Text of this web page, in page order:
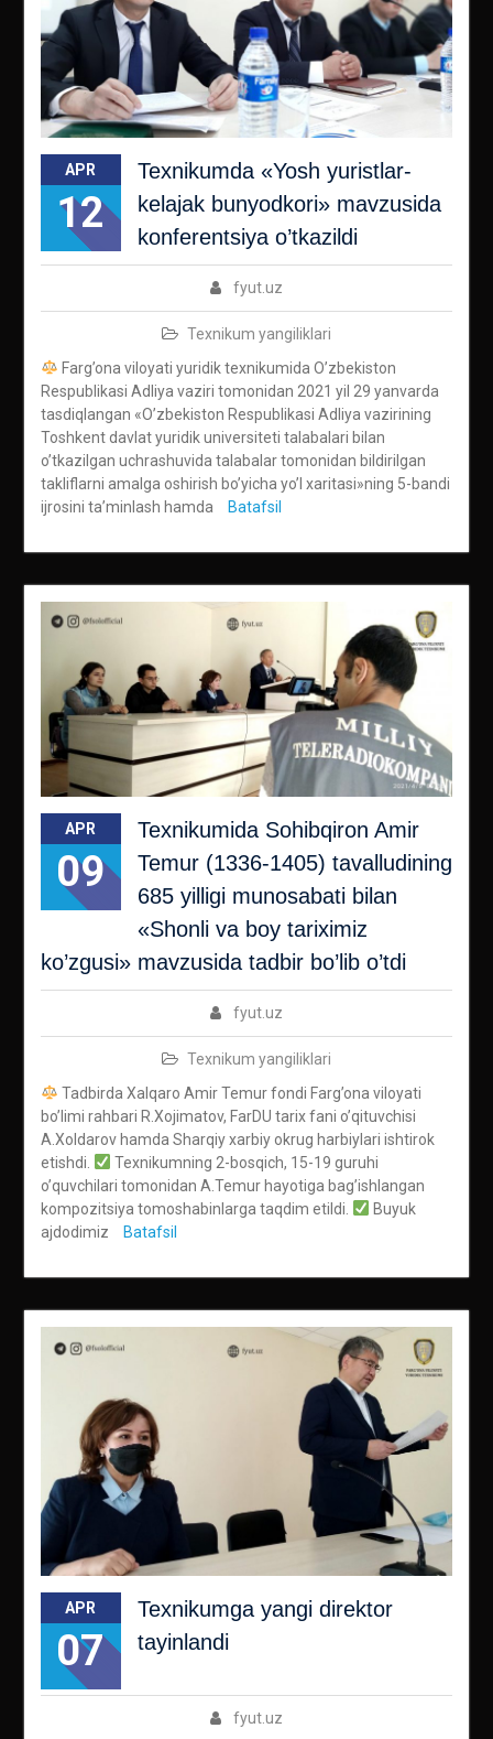
APR
12
Texnikumda «Yosh yuristlar-
kelajak bunyodkori» mavzusida
konferentsiya o’tkazildi
fyut.uz
Texnikum yangiliklari
Farg’ona viloyati yuridik texnikumida O’zbekiston
Respublikasi Adliya vaziri tomonidan 2021 yil 29 yanvarda
tasdiqlangan «O’zbekiston Respublikasi Adliya vazirining
Toshkent davlat yuridik universiteti talabalari bilan
o’tkazilgan uchrashuvida talabalar tomonidan bildirilgan
takliflarni amalga oshirish bo’yicha yo’l xaritasi»ning 5-bandi
ijrosini ta’minlash hamda
Batafsil
APR
09
Texnikumida Sohibqiron Amir
Temur (1336-1405) tavalludining
685 yilligi munosabati bilan
«Shonli va boy tariximiz
ko’zgusi» mavzusida tadbir bo’lib o’tdi
fyut.uz
Texnikum yangiliklari
Tadbirda Xalqaro Amir Temur fondi Farg’ona viloyati
bo’limi rahbari R.Xojimatov, FarDU tarix fani o’qituvchisi
A.Xoldarov hamda Sharqiy xarbiy okrug harbiylari ishtirok
etishdi.
Texnikumning 2-bosqich, 15-19 guruhi
o’quvchilari tomonidan A.Temur hayotiga bag’ishlangan
kompozitsiya tomoshabinlarga taqdim etildi.
Buyuk
ajdodimiz
Batafsil
APR
07
Texnikumga yangi direktor
tayinlandi
fyut.uz